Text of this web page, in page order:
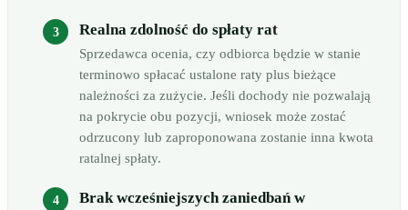
Realna zdolność do spłaty rat
Sprzedawca ocenia, czy odbiorca będzie w stanie
terminowo spłacać ustalone raty plus bieżące
należności za zużycie. Jeśli dochody nie pozwalają
na pokrycie obu pozycji, wniosek może zostać
odrzucony lub zaproponowana zostanie inna kwota
ratalnej spłaty.
Brak wcześniejszych zaniedbań w